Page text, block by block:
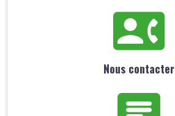
Nous contacter